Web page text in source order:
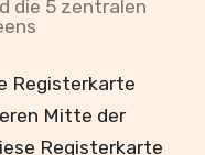
die 5 zentralen
Registerkarte
Mitte der
Registerkarte